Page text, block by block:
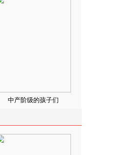
中产阶级的孩子们